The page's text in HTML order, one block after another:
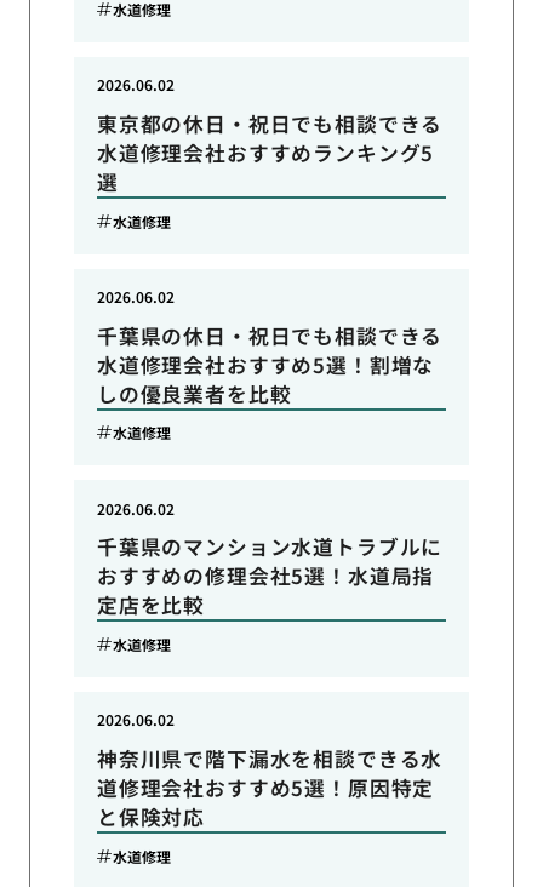
水道修理
東京都の休日・祝日でも相談できる
水道修理会社おすすめランキング5
選
2026.06.02
水道修理
千葉県の休日・祝日でも相談できる
水道修理会社おすすめ5選！割増な
しの優良業者を比較
2026.06.02
水道修理
千葉県のマンション水道トラブルに
おすすめの修理会社5選！水道局指
定店を比較
2026.06.02
水道修理
神奈川県で階下漏水を相談できる水
道修理会社おすすめ5選！原因特定
と保険対応
2026.06.02
水道修理